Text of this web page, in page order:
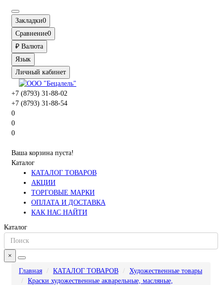
Закладки0
Сравнение0
₽ Валюта
Язык
Личный кабинет
+7 (8793) 31-88-02
+7 (8793) 31-88-54
0
0
0
Ваша корзина пуста!
Каталог
КАТАЛОГ ТОВАРОВ
АКЦИИ
ТОРГОВЫЕ МАРКИ
ОПЛАТА И ДОСТАВКА
КАК НАС НАЙТИ
Каталог
×
Главная КАТАЛОГ ТОВАРОВ
Художественные товары
Краски художественные акварельные, масляные,